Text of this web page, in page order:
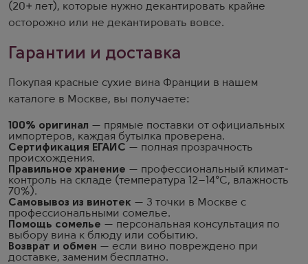
(20+ лет), которые нужно декантировать крайне
осторожно или не декантировать вовсе.
Гарантии и доставка
Покупая красные сухие вина Франции в нашем
каталоге в Москве, вы получаете:
100% оригинал — прямые поставки от официальных
импортеров, каждая бутылка проверена.
Сертификация ЕГАИС — полная прозрачность
происхождения.
Правильное хранение — профессиональный климат-
контроль на складе (температура 12–14°C, влажность
70%).
Самовывоз из винотек — 3 точки в Москве с
профессиональными сомелье.
Помощь сомелье — персональная консультация по
выбору вина к блюду или событию.
Возврат и обмен — если вино повреждено при
доставке, заменим бесплатно.